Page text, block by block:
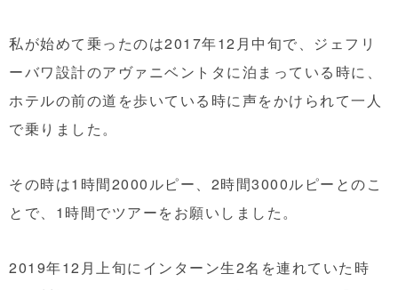
私が始めて乗ったのは2017年12月中旬で、ジェフリ
ーバワ設計のアヴァニベントタに泊まっている時に、
ホテルの前の道を歩いている時に声をかけられて一人
で乗りました。
その時は1時間2000ルピー、2時間3000ルピーとのこ
とで、1時間でツアーをお願いしました。
2019年12月上旬にインターン生2名を連れていた時